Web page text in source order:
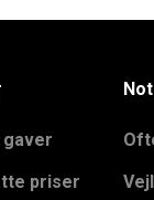
gaver
priser